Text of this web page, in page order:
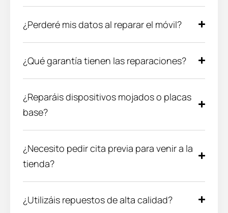
¿Perderé mis datos al reparar el móvil?
¿Qué garantía tienen las reparaciones?
¿Reparáis dispositivos mojados o placas
base?
¿Necesito pedir cita previa para venir a la
tienda?
¿Utilizáis repuestos de alta calidad?